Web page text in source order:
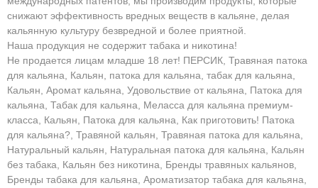
снижают эффективность вредных веществ в кальяне, делая
кальянную культуру безвредной и более приятной.
Наша продукция не содержит табака и никотина!
Не продается лицам младше 18 лет! ПЕРСИК, Травяная патока
для кальяна, Кальян, патока для кальяна, табак для кальяна,
Кальян, Аромат кальяна, Удовольствие от кальяна, Патока для
кальяна, Табак для кальяна, Меласса для кальяна премиум-
класса, Кальян, Патока для кальяна, Как приготовить! Патока
для кальяна?, Травяной кальян, Травяная патока для кальяна,
Натуральный кальян, Натуральная патока для кальяна, Кальян
без табака, Кальян без никотина, Бренды травяных кальянов,
Бренды табака для кальяна, Ароматизатор табака для кальяна,